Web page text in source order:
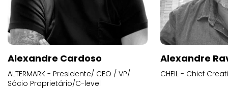
Alexandre Cardoso
ALTERMARK - Presidente/ CEO / VP/
Sócio Proprietário/C-level
Alexandre
CHEIL - Chief